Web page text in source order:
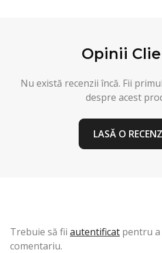
Opinii
Nu există recenzii încă. Fii
despre acest
LASĂ O
Trebuie să fii autentificat pentru
comentariu.